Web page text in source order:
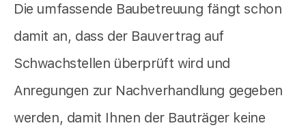
Die umfassende Baubetreuung fängt schon
damit an, dass der Bauvertrag auf
Schwachstellen überprüft wird und
Anregungen zur Nachverhandlung gegeben
werden, damit Ihnen der Bauträger keine